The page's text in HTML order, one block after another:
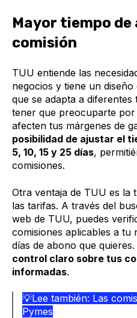
Mayor tiempo de
comisión
TUU entiende las
negocios y tiene un
que se adapta a diferentes
tener que preocuparte por
afecten tus márgenes de
posibilidad de ajustar el
5, 10, 15 y 25 días,
comisiones.
Otra ventaja de TUU es la
las tarifas. A través del
web de TUU, puedes
comisiones aplicables a tu
días de abono que
control claro sobre tus
informadas.
💡Lee también: Las
Pymes